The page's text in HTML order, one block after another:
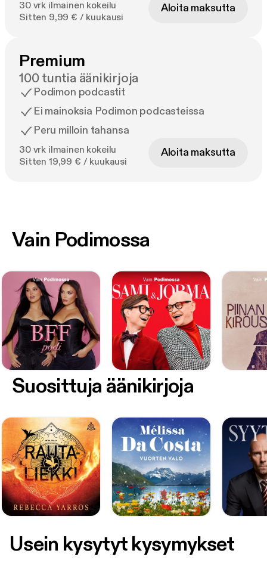
30 vrk ilmainen kokeilu
Sitten 9,99 € / kuukausi
Aloita maksutta
Premium
100 tuntia äänikirjoja
Podimon podcastit
Ei mainoksia Podimon podcasteissa
Peru milloin tahansa
30 vrk ilmainen kokeilu
Sitten 19,99 € / kuukausi
Aloita maksutta
Vain Podimossa
Suosittuja äänikirjoja
Usein kysytyt kysymykset